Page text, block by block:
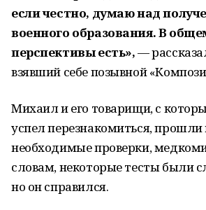
если честно, думаю над
военного образования. В
перспективы есть»,—
взявший себе позывной
Михаил и его товарищи, с
успел перезнакомиться, прошли
необходимые проверки,
словам, некоторые тесты были
но он справился.